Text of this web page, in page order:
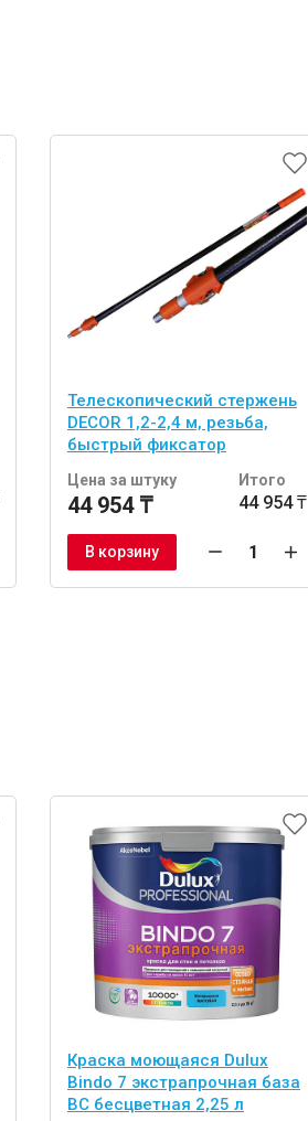
Телескопический стержень
DECOR 1,2-2,4 м, резьба,
быстрый фиксатор
Цена за штуку
44 954 ₸
Итого
44 954 ₸
В корзину
Краска моющаяся Dulux
Bindo 7 экстрапрочная база
BС бесцветная 2,25 л